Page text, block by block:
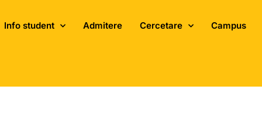
MASTER 1 – 17 iulie 2026
Info student Admitere Cercetare Campus